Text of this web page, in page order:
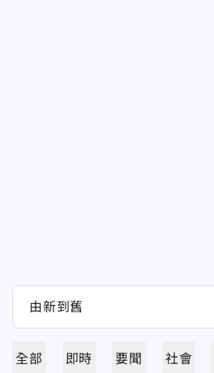
全部 即時 要聞 社會